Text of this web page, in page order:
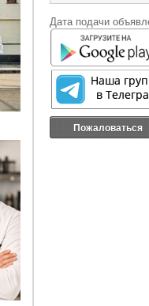
Дата подачи
Пожаловаться